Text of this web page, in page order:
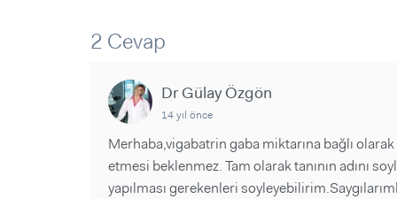
Sorular ve Yanıtlar
Videolar
2 Cevap
Dr Gülay Özgön
14 yıl önce
Merhaba,vigabatrin gaba miktarına bağlı
etmesi beklenmez. Tam olarak tanının adını
yapılması gerekenleri